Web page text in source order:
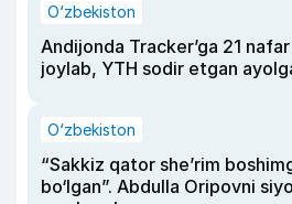
O‘zbekiston
Andijonda Tracker’ga 21
joylab, YTH sodir etgan
O‘zbekiston
“Sakkiz qator she’rim
bo‘lgan”. Abdulla Oripovni